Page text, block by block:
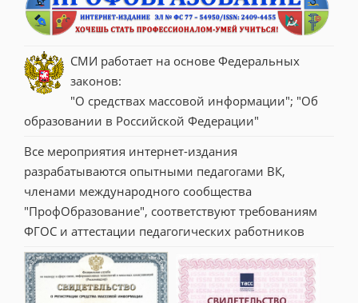
СМИ работает на основе Федеральных
законов:
"О средствах массовой информации"; "Об
образовании в Российской Федерации"
Все мероприятия интернет-издания
разрабатываются опытными педагогами ВК,
членами международного сообщества
"ПрофОбразование", соответствуют требованиям
ФГОС и аттестации педагогических работников